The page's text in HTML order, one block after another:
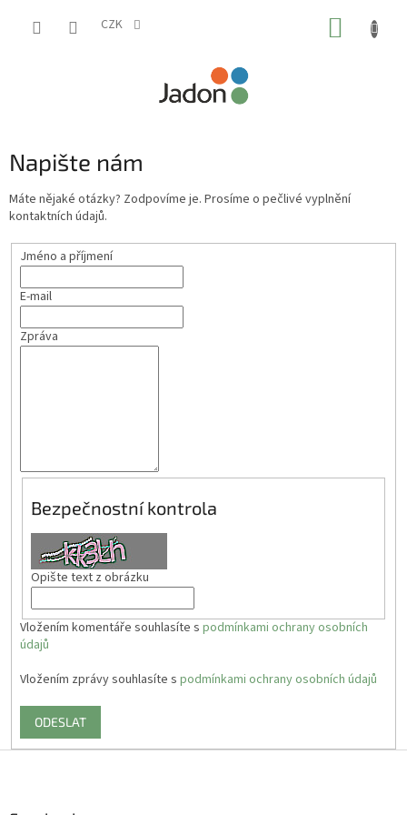
CZK
Napište nám
Máte nějaké otázky? Zodpovíme je. Prosíme o pečlivé vyplnění
kontaktních údajů.
Jméno a příjmení
E-mail
Zpráva
Bezpečnostní kontrola
Opište text z obrázku
Vložením komentáře souhlasíte s podmínkami ochrany osobních
údajů
Vložením zprávy souhlasíte s podmínkami ochrany osobních údajů
ODESLAT